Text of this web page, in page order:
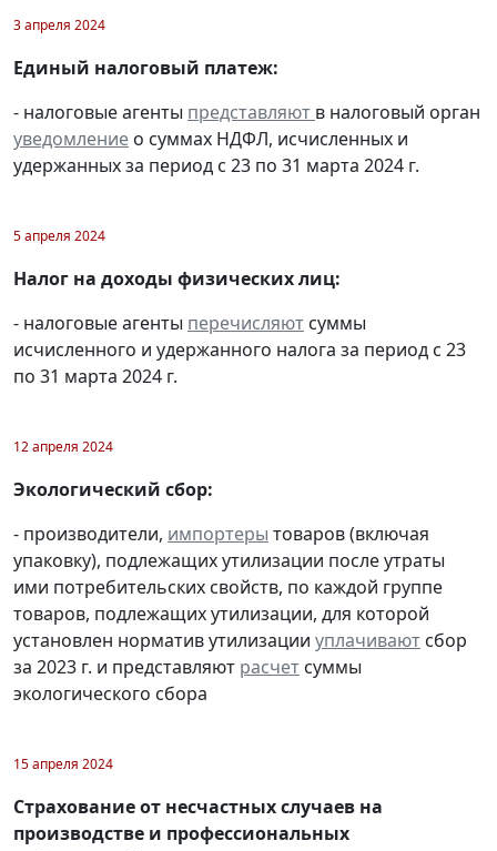
3 апреля 2024
Единый налоговый платеж:
- налоговые агенты представляют в налоговый орган
уведомление о суммах НДФЛ, исчисленных и
удержанных за период с 23 по 31 марта 2024 г.
5 апреля 2024
Налог на доходы физических лиц:
- налоговые агенты перечисляют суммы
исчисленного и удержанного налога за период с 23
по 31 марта 2024 г.
12 апреля 2024
Экологический сбор:
- производители, импортеры товаров (включая
упаковку), подлежащих утилизации после утраты
ими потребительских свойств, по каждой группе
товаров, подлежащих утилизации, для которой
установлен норматив утилизации уплачивают сбор
за 2023 г. и представляют расчет суммы
экологического сбора
15 апреля 2024
Страхование от несчастных случаев на
производстве и профессиональных